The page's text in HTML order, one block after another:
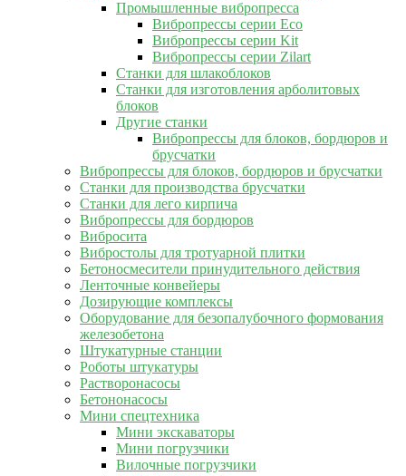
Промышленные вибропресса
Вибропрессы серии Eco
Вибропрессы серии Kit
Вибропрессы серии Zilart
Станки для шлакоблоков
Станки для изготовления арболитовых
блоков
Другие станки
Вибропрессы для блоков, бордюров и
брусчатки
Вибропрессы для блоков, бордюров и брусчатки
Станки для производства брусчатки
Станки для лего кирпича
Вибропрессы для бордюров
Вибросита
Вибростолы для тротуарной плитки
Бетоносмесители принудительного действия
Ленточные конвейеры
Дозирующие комплексы
Оборудование для безопалубочного формования
железобетона
Штукатурные станции
Роботы штукатуры
Растворонасосы
Бетононасосы
Мини спецтехника
Мини экскаваторы
Мини погрузчики
Вилочные погрузчики